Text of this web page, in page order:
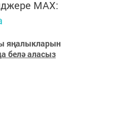
MАХ:
яңалыкларын
белә аласыз